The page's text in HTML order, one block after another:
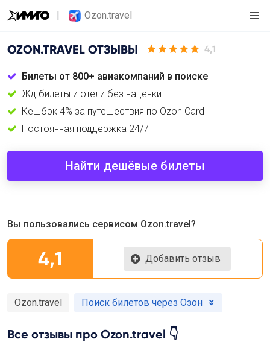
Ozon.travel
OZON.TRAVEL ОТЗЫВЫ 4,1
Билеты от 800+ авиакомпаний в поиске
Жд билеты и отели без наценки
Кешбэк 4% за путешествия по Ozon Card
Постоянная поддержка 24/7
Найти дешёвые билеты
Вы пользовались сервисом Ozon.travel?
4,1 Добавить отзыв
Ozon.travel Поиск билетов через Озон
Все отзывы про Ozon.travel 👇